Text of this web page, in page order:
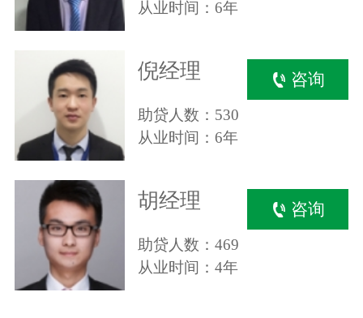
从业时间：6年
倪经理
助贷人数：530
从业时间：6年
咨询
胡经理
助贷人数：469
从业时间：4年
咨询